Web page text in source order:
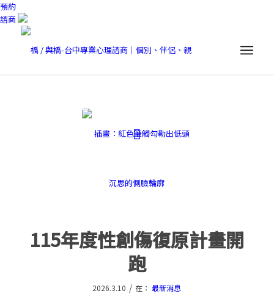
預約
諮商
115年度性創傷復原計畫開
跑
2026.3.10 / 在：最新消息